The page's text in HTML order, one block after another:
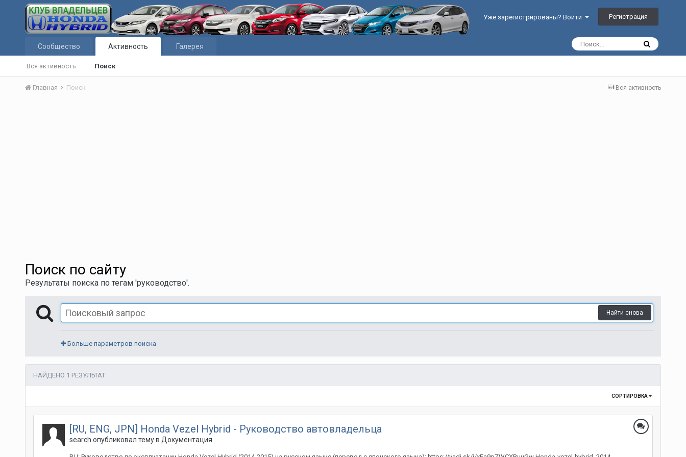
Уже зарегистрированы? Войти Регистрация
Сообщество Активность
Вся активность Поиск
Галерея
Вся активность
Главная Поиск
Поиск по сайту
Результаты поиска по тегам 'руководство'.
Найти снова
Больше параметров поиска
НАЙДЕНО 1 РЕЗУЛЬТАТ
СОРТИРОВКА
[RU, ENG, JPN] Honda Vezel Hybrid - Руководство автовладельца
search опубликовал тему в Документация